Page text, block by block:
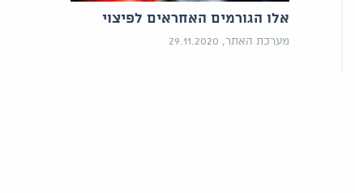
אלו הגורמים האחראים לפיצוי
מערכת האתר, 29.11.2020